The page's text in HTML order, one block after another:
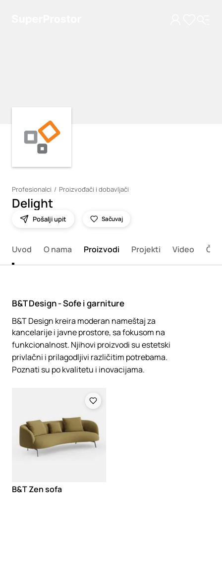
Profesionalci Proizvođači i dobavljači
Delight
Pošalji upit Sačuvaj
Uvod O nama Proizvodi Projekti Video
B&T Design - Sofe i garniture
B&T Design kreira moderan nameštaj za
kancelarije i javne prostore, sa fokusom na
funkcionalnost. Njihovi proizvodi su estetski
privlačni i prilagodljivi različitim potrebama.
Poznati su po kvalitetu i inovacijama.
B&T Zen sofa